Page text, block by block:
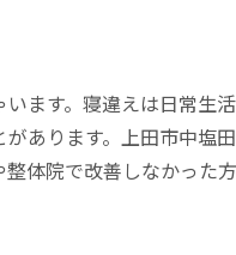
ます。寝違えは日常生
あります。上田市中塩
体院で改善しなかった